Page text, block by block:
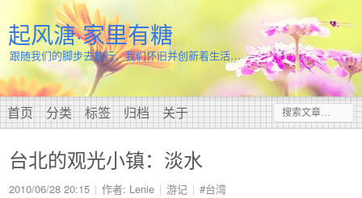
起风溏·家里有糖
跟随我们的脚步去旅行，我们怀旧并创新着生活…
首页 分类 标签 归档 关于
台北的观光小镇：淡水
2010/06/28 20:15 作者: Lenie 游记 #台湾